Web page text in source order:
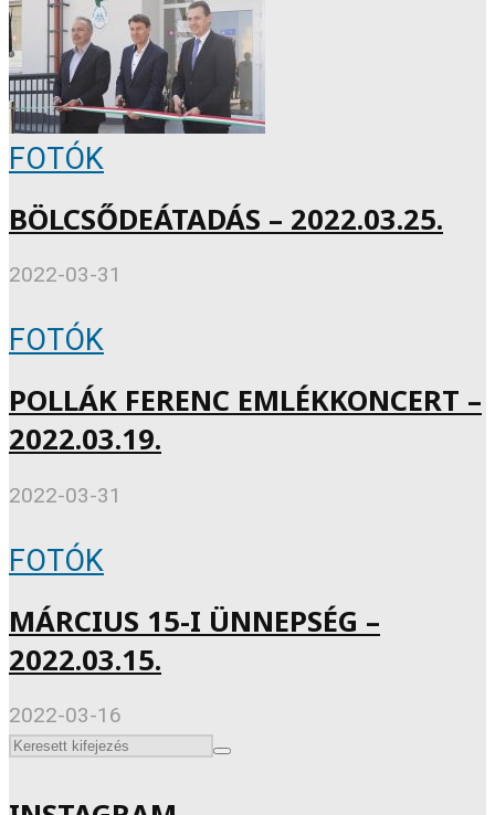
FOTÓK
BÖLCSŐDEÁTADÁS – 2022.03.25.
2022-03-31
FOTÓK
POLLÁK FERENC EMLÉKKONCERT –
2022.03.19.
2022-03-31
FOTÓK
MÁRCIUS 15-I ÜNNEPSÉG –
2022.03.15.
2022-03-16